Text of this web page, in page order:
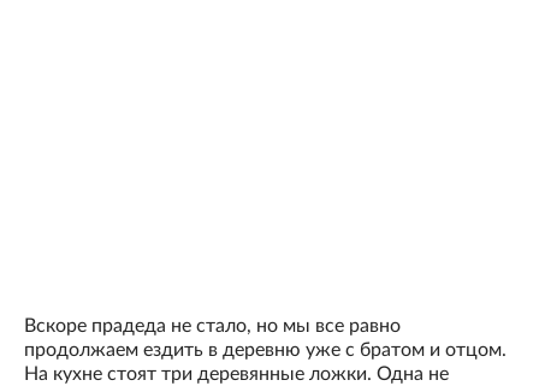
Вскоре прадеда не стало, но мы все равно
продолжаем ездить в деревню уже с братом и отцом.
На кухне стоят три деревянные ложки. Одна не